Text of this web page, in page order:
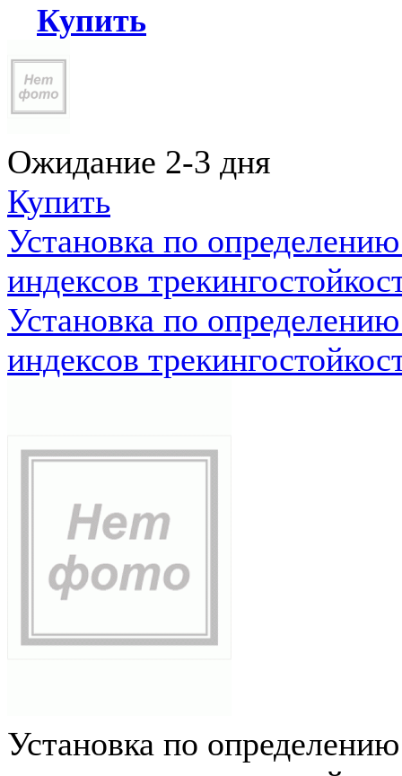
Купить
Ожидание 2-3 дня
Купить
Установка по
индексов
Установка по
индексов
Установка по